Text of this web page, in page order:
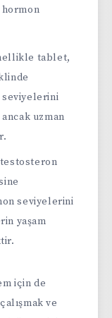
tablet,
uzman
testosteron
seviyelerini
yaşam
için de
ve